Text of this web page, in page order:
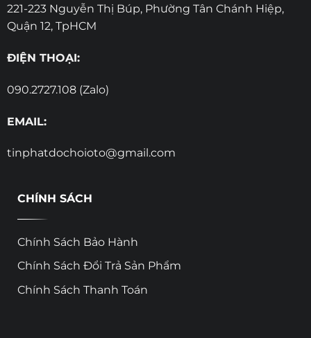
221-223 Nguyễn Thị Búp, Phường Tân Chánh Hiệp,
Quận 12, TpHCM
ĐIỆN THOẠI:
090.2727.108 (Zalo)
EMAIL:
tinphatdochoioto@gmail.com
CHÍNH SÁCH
Chính Sách Bảo Hành
Chính Sách Đổi Trả Sản Phẩm
Chính Sách Thanh Toán